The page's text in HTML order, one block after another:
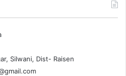
Silwani, Dist- Raisen